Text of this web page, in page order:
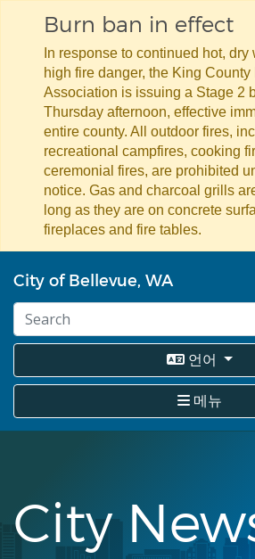
요
츠
건
뛰
Burn ban in effect
In response to continued hot, dry
high fire danger, the King
Association is issuing a Stage 2
Thursday afternoon, effective
entire county. All outdoor fires,
recreational campfires, cooking
ceremonial fires, are prohibited
notice. Gas and charcoal grills
long as they are on concrete
fireplaces and fire tables.
City of Bellevue, WA
언어
메뉴
City